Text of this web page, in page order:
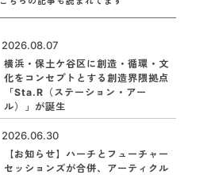
2026.08.07
横浜・保土ケ谷区に創造・循環・文
化をコンセプトとする創造界隈拠点
「Sta.R（ステーション・アー
ル）」が誕生
2026.06.30
【お知らせ】ハーチとフューチャー
セッションズが合併、アーティクル